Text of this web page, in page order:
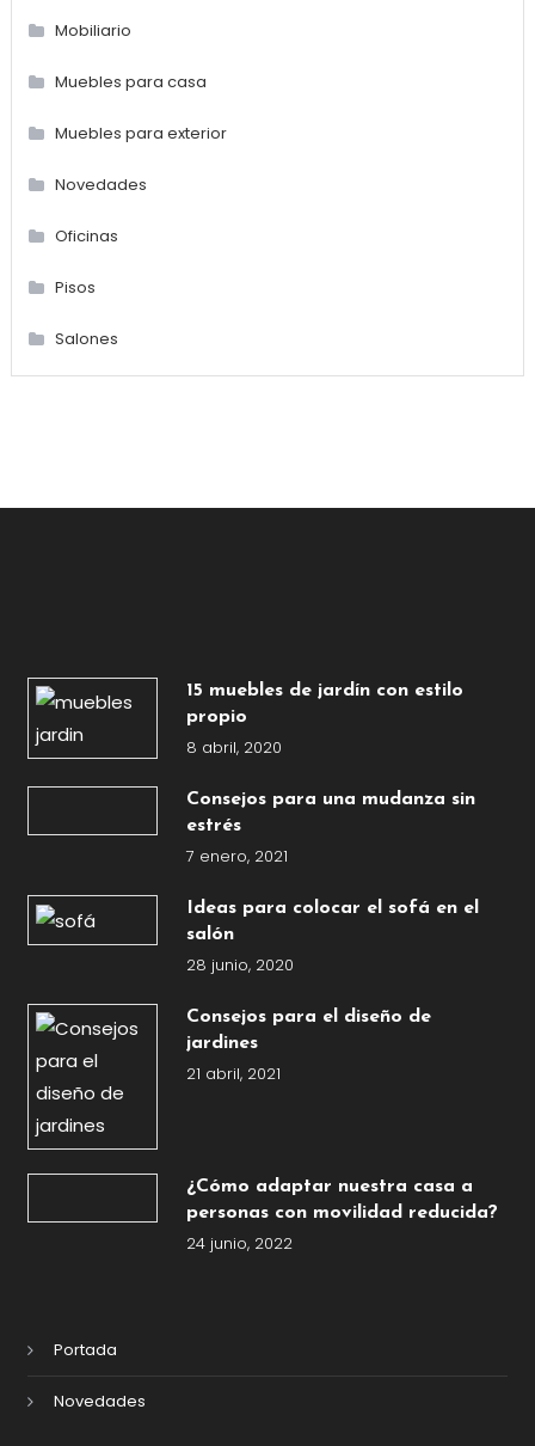
Mobiliario
Muebles para casa
Muebles para exterior
Novedades
Oficinas
Pisos
Salones
15 muebles de jardín con estilo
propio
8 abril, 2020
Consejos para una mudanza sin
estrés
7 enero, 2021
Ideas para colocar el sofá en el
salón
28 junio, 2020
Consejos para el diseño de
jardines
21 abril, 2021
¿Cómo adaptar nuestra casa a
personas con movilidad reducida?
24 junio, 2022
Portada
Novedades